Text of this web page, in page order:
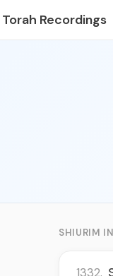
Torah Recordings
SHIURIM
1332.